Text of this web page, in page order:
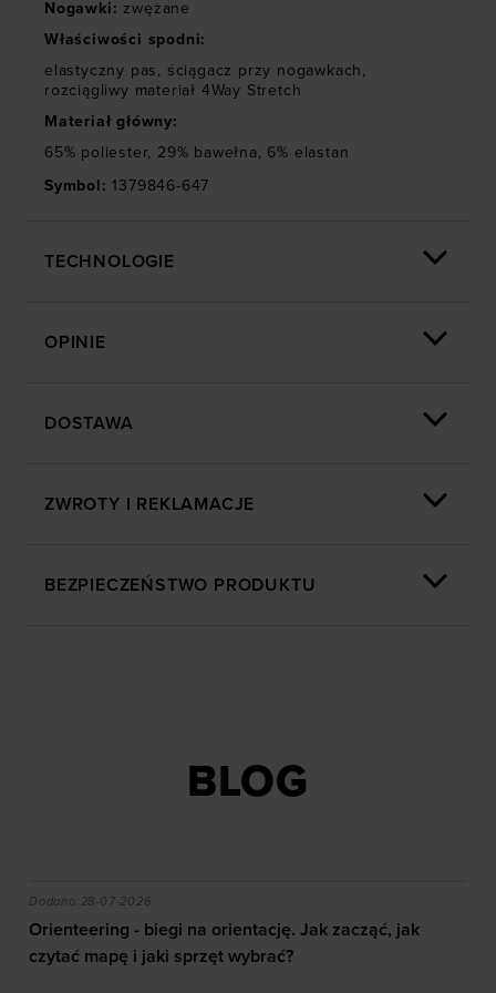
„Szczegóły”
Nogawki: zwężane
Właściwości spodni:
elastyczny pas, ściągacz przy nogawkach,
rozciągliwy materiał 4Way Stretch
Materiał główny:
65% poliester, 29% bawełna, 6% elastan
Symbol: 1379846-647
TECHNOLOGIE
OPINIE
DOSTAWA
ZWROTY I REKLAMACJE
BEZPIECZEŃSTWO PRODUKTU
BLOG
efekty daje trening?
Orienteering - biegi na orientację. Jak zacząć, jak
Dodano:28-07-2026
Orienteering - biegi na orientację. Jak zacząć, jak
czytać mapę i jaki sprzęt wybrać?